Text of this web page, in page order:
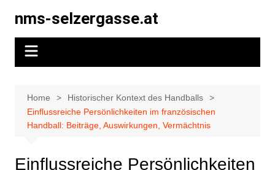
content
nms-selzergasse.at
Home
Historischer Kontext des Handballs
Einflussreiche Persönlichkeiten im französischen
Handball: Beiträge, Auswirkungen, Vermächtnis
Einflussreiche Persönlichkeiten